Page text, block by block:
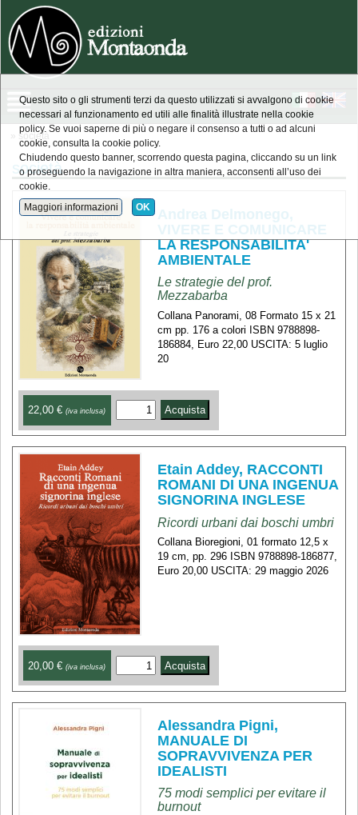
» società
società
Andrea Delmonego,
VIVERE E COMUNICARE
LA RESPONSABILITA'
AMBIENTALE
Le strategie del prof.
Mezzabarba
Collana Panorami, 08 Formato 15 x 21
cm pp. 176 a colori ISBN 9788898-
186884, Euro 22,00 USCITA: 5 luglio
20
22,00 € (iva inclusa)
Etain Addey, RACCONTI
ROMANI DI UNA INGENUA
SIGNORINA INGLESE
Ricordi urbani dai boschi umbri
Collana Bioregioni, 01 formato 12,5 x
19 cm, pp. 296 ISBN 9788898-186877,
Euro 20,00 USCITA: 29 maggio 2026
20,00 € (iva inclusa)
Alessandra Pigni,
MANUALE DI
SOPRAVVIVENZA PER
IDEALISTI
75 modi semplici per evitare il
burnout
Questo sito o gli strumenti terzi da questo utilizzati si avvalgono di cookie
necessari al funzionamento ed utili alle finalità illustrate nella cookie
policy. Se vuoi saperne di più o negare il consenso a tutti o ad alcuni
cookie, consulta la cookie policy.
Chiudendo questo banner, scorrendo questa pagina, cliccando su un link
o proseguendo la navigazione in altra maniera, acconsenti all’uso dei
cookie.
Maggiori informazioni OK